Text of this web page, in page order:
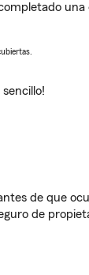
sencillo!
de que
de